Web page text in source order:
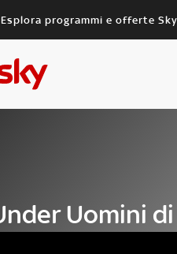
Esplora programmi e offerte Sky
Uomini